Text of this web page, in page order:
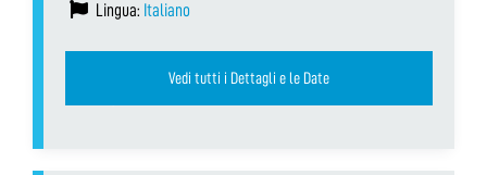
Lingua: Italiano
Vedi tutti i Dettagli e le Date